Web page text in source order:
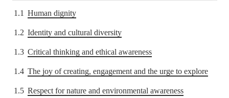
1.1 Human dignity
1.2 Identity and cultural diversity
1.3 Critical thinking and ethical awareness
1.4 The joy of creating, engagement and the urge to explore
1.5 Respect for nature and environmental awareness